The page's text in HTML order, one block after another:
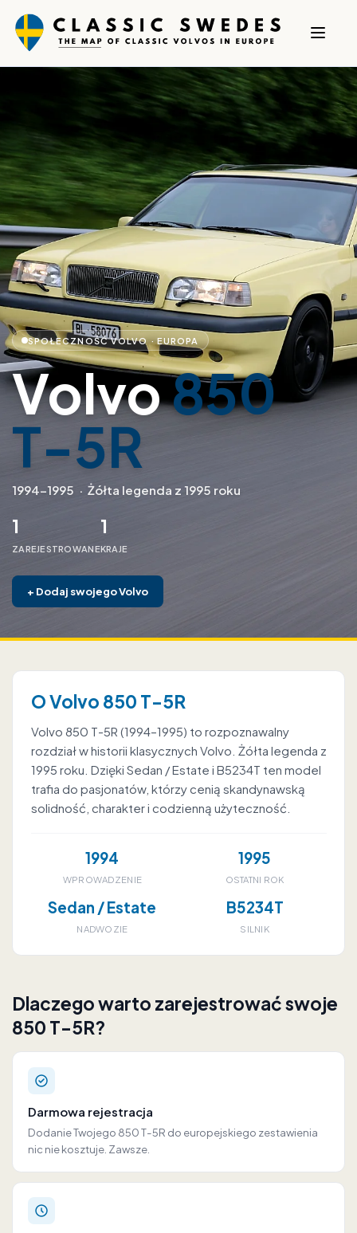
SPOŁECZNOŚĆ VOLVO · EUROPA
Volvo850
T-5R
1994–1995 · Żółta legenda z 1995 roku
1
ZAREJESTROWANE
1
KRAJE
+ Dodaj swojego Volvo
O Volvo 850 T-5R
Volvo 850 T-5R (1994–1995) to rozpoznawalny
rozdział w historii klasycznych Volvo. Żółta legenda z
1995 roku. Dzięki Sedan / Estate i B5234T ten model
trafia do pasjonatów, którzy cenią skandynawską
solidność, charakter i codzienną użyteczność.
1994
WPROWADZENIE
1995
OSTATNI ROK
Sedan / Estate
NADWOZIE
B5234T
SILNIK
Dlaczego warto zarejestrować swoje
850 T-5R?
Darmowa rejestracja
Dodanie Twojego 850 T-5R do europejskiego zestawienia
nic nie kosztuje. Zawsze.